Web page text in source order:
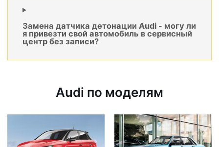
Замена датчика детонации Audi - могу ли
я привезти свой автомобиль в сервисный
центр без записи?
Audi по моделям